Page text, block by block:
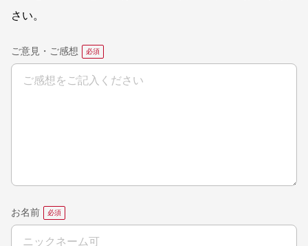
さい。
ご意見・ご感想
お名前